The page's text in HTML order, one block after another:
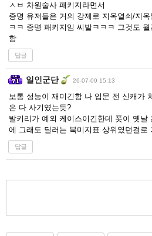
ㅅㅂ 차원술사 패키지라면서
증명 유저들은 거의 강제로 지옥열쇠/지
ㅋㅋ 증명 패키지임 씨발ㅋㅋㅋ 그것도
함
답글
일인군단 26-07-09 15:13
보통 성능이 재미긴함 나 입문 전 신캐가
은 다 사기였는듯?
발키리가 예외 케이스이긴한데 폿이 옛날
에 그래도 딜러는 북미지표 상위였던걸로
답글